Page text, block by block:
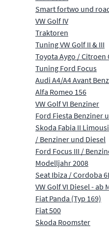
Smart fortwo und
VW Golf IV
Traktoren
Tuning VW Golf II & III
Toyota Aygo / Citroen
Tuning Ford Focus
Audi A4/A4 Avant
Alfa Romeo 156
VW Golf VI Benziner
Ford Fiesta Benziner
Skoda Fabia II
/ Benziner und Diesel
Ford Focus III /
Modelljahr 2008
Seat Ibiza / Cordoba
VW Golf VI Diesel -
Fiat Panda (Typ 169)
Fiat 500
Skoda Roomster